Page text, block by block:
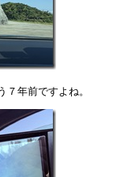
年前ですよね。